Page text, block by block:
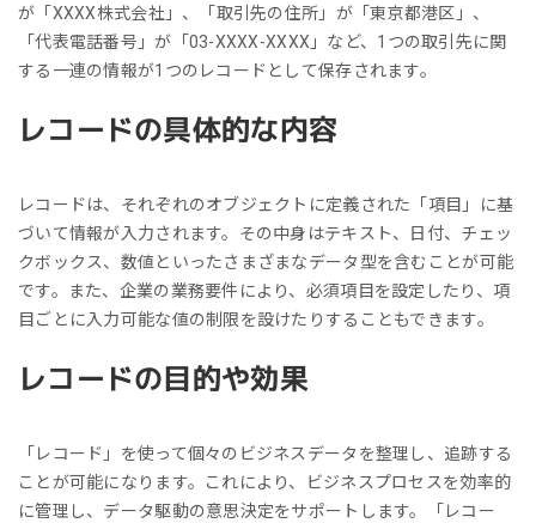
が「XXXX株式会社」、「取引先の住所」が「東京都港区」、
「代表電話番号」が「03-XXXX-XXXX」など、1つの取引先に関
する一連の情報が1つのレコードとして保存されます。
レコードの具体的な内容
レコードは、それぞれのオブジェクトに定義された「項目」に基
づいて情報が入力されます。その中身はテキスト、日付、チェッ
クボックス、数値といったさまざまなデータ型を含むことが可能
です。また、企業の業務要件により、必須項目を設定したり、項
目ごとに入力可能な値の制限を設けたりすることもできます。
レコードの目的や効果
「レコード」を使って個々のビジネスデータを整理し、追跡する
ことが可能になります。これにより、ビジネスプロセスを効率的
に管理し、データ駆動の意思決定をサポートします。「レコー